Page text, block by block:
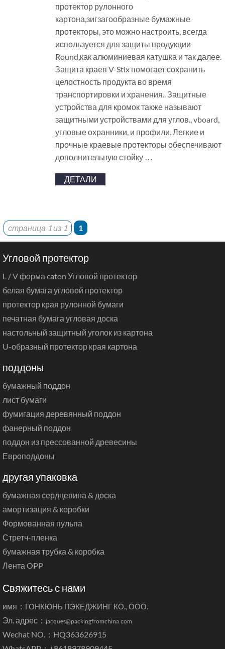
протектор рулонного
картона,зигзагообразные бумажные
протекторы, это можно настроить, всегда
используется для защиты продукции
Round,как алюминиевая катушка и так далее.
Защита краев V-Stix помогает сохранить
целостность продукта во время
транспортировки и хранения.. Защитные
устройства для кромок также называют
защитными устройствами для углов., vboard,
угловые охранники, и профили. Легкие и
прочные краевые протекторы обеспечивают
дополнительную стойку …
ДЕТАЛИ
страница 1 из 1 1
Угловой протектор
L / V форма caton Угловой протектор
белая бумага угловой протектор
протектор края рулонной бумаги
печатная бумага угловая доска
настольный защитный уголок из картона
U-образный протектор края картона
поддоны
бумажный поддон
лист бумаги
фумигация деревянный поддон
фанерный поддон
поддон из прессованной древесины
Европоддоны
другая упаковка
бумажная сердцевина & доска
амортизация & коробки
Формованная пульпа
Стретч-пленка
бумажная трубка & коробка
Лента OPP
Свяжитесь с нами
имя： ГОНКЮНЬ ПЭКЕДЖИНГ КО., ООО.
Эл. адрес： jacques@packingfromchina.com
Wechat NO.：HQ363626915